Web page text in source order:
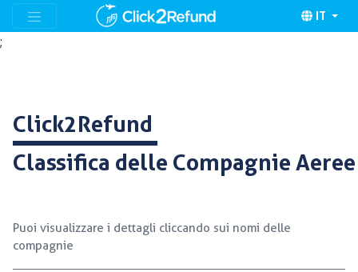
IT
;
Click2Refund
Classifica delle Compagnie Aeree
Puoi visualizzare i dettagli cliccando sui nomi delle
compagnie